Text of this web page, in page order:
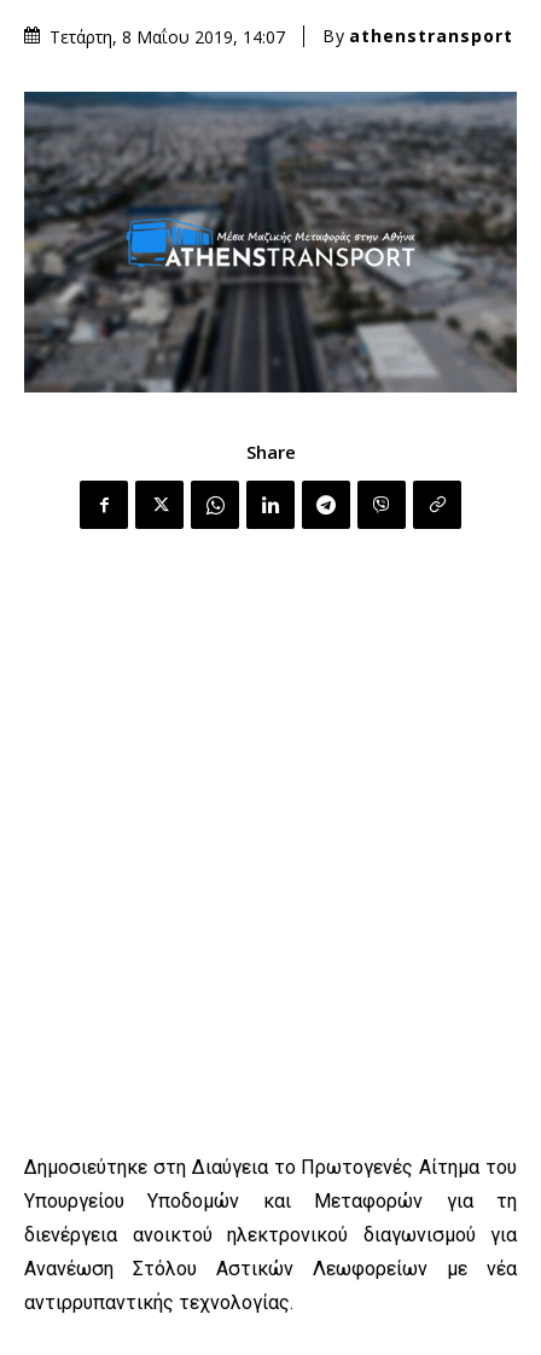
Τετάρτη, 8 Μαΐου 2019, 14:07 By athenstransport
Share
Δημοσιεύτηκε στη Διαύγεια το Πρωτογενές Αίτημα του
Υπουργείου Υποδομών και Μεταφορών για τη
διενέργεια ανοικτού ηλεκτρονικού διαγωνισμού για
Ανανέωση Στόλου Αστικών Λεωφορείων με νέα
αντιρρυπαντικής τεχνολογίας.